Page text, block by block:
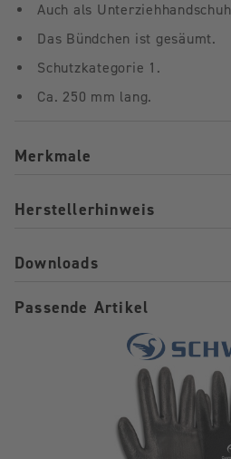
Auch als
Das Bündchen ist gesäumt.
Schutzkategorie 1.
Ca. 250 mm lang.
Merkmale
Herstellerhinweis
Downloads
Passende Artikel